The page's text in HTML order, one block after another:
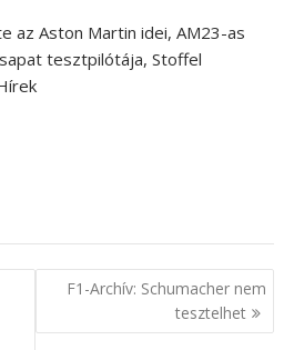
az Aston Martin idei, AM23-as
tesztpilótája, Stoffel
F1-Archív: Schumacher nem
tesztelhet